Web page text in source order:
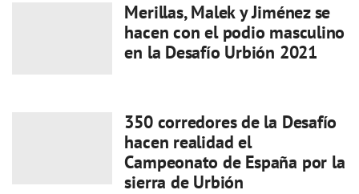
Merillas, Malek y Jiménez se
hacen con el podio masculino
en la Desafío Urbión 2021
350 corredores de la Desafío
hacen realidad el
Campeonato de España por la
sierra de Urbión